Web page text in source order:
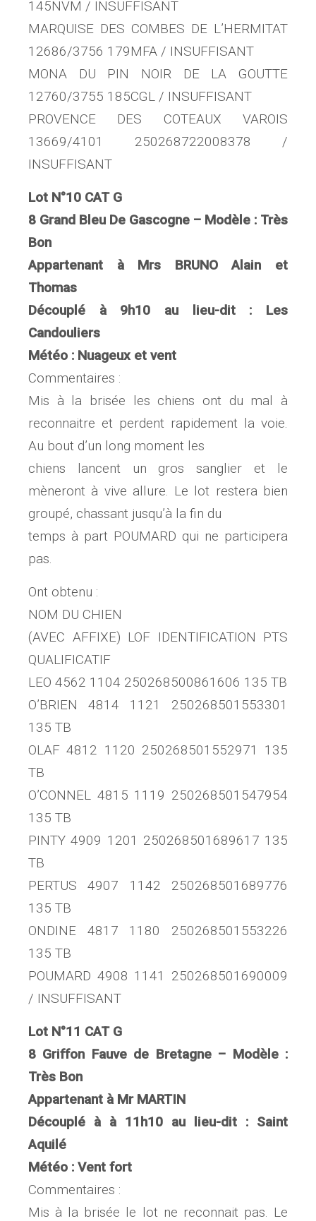
145NVM / INSUFFISANT
MARQUISE DES COMBES DE L’HERMITAT
12686/3756 179MFA / INSUFFISANT
MONA DU PIN NOIR DE LA GOUTTE
12760/3755 185CGL / INSUFFISANT
PROVENCE DES COTEAUX VAROIS
13669/4101 250268722008378 /
INSUFFISANT
Lot N°10 CAT G
8 Grand Bleu De Gascogne – Modèle : Très
Bon
Appartenant à Mrs BRUNO Alain et
Thomas
Découplé à 9h10 au lieu-dit : Les
Candouliers
Météo : Nuageux et vent
Commentaires :
Mis à la brisée les chiens ont du mal à
reconnaitre et perdent rapidement la voie.
Au bout d’un long moment les
chiens lancent un gros sanglier et le
mèneront à vive allure. Le lot restera bien
groupé, chassant jusqu’à la fin du
temps à part POUMARD qui ne participera
pas.
Ont obtenu :
NOM DU CHIEN
(AVEC AFFIXE) LOF IDENTIFICATION PTS
QUALIFICATIF
LEO 4562 1104 250268500861606 135 TB
O’BRIEN 4814 1121 250268501553301
135 TB
OLAF 4812 1120 250268501552971 135
TB
O’CONNEL 4815 1119 250268501547954
135 TB
PINTY 4909 1201 250268501689617 135
TB
PERTUS 4907 1142 250268501689776
135 TB
ONDINE 4817 1180 250268501553226
135 TB
POUMARD 4908 1141 250268501690009
/ INSUFFISANT
Lot N°11 CAT G
8 Griffon Fauve de Bretagne – Modèle :
Très Bon
Appartenant à Mr MARTIN
Découplé à à 11h10 au lieu-dit : Saint
Aquilé
Météo : Vent fort
Commentaires :
Mis à la brisée le lot ne reconnait pas. Le